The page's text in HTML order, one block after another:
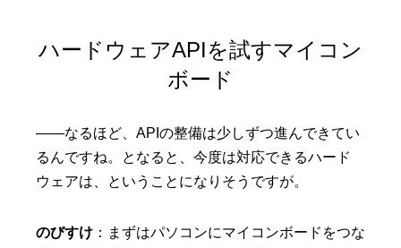
ハードウェアAPIを試すマイコン
ボード
——なるほど、APIの整備は少しずつ進んできてい
るんですね。となると、今度は対応できるハード
ウェアは、ということになりそうですが。
のびすけ ：まずはパソコンにマイコンボードをつな